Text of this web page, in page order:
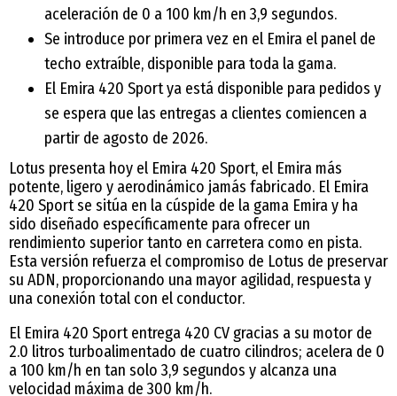
aceleración de 0 a 100 km/h en 3,9 segundos.
Se introduce por primera vez en el Emira el panel de
techo extraíble, disponible para toda la gama.
El Emira 420 Sport ya está disponible para pedidos y
se espera que las entregas a clientes comiencen a
partir de agosto de 2026.
Lotus presenta hoy el Emira 420 Sport, el Emira más
potente, ligero y aerodinámico jamás fabricado. El Emira
420 Sport se sitúa en la cúspide de la gama Emira y ha
sido diseñado específicamente para ofrecer un
rendimiento superior tanto en carretera como en pista.
Esta versión refuerza el compromiso de Lotus de preservar
su ADN, proporcionando una mayor agilidad, respuesta y
una conexión total con el conductor.
El Emira 420 Sport entrega 420 CV gracias a su motor de
2.0 litros turboalimentado de cuatro cilindros; acelera de 0
a 100 km/h en tan solo 3,9 segundos y alcanza una
velocidad máxima de 300 km/h.